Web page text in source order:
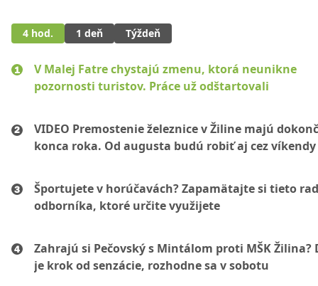
4 hod. 1 deň Týždeň
V Malej Fatre chystajú zmenu, ktorá neunikne
pozornosti turistov. Práce už odštartovali
VIDEO Premostenie železnice v Žiline majú
konca roka. Od augusta budú robiť aj cez víkendy
Športujete v horúčavách? Zapamätajte si tieto
odborníka, ktoré určite využijete
Zahrajú si Pečovský s Mintálom proti MŠK Žilina?
je krok od senzácie, rozhodne sa v sobotu